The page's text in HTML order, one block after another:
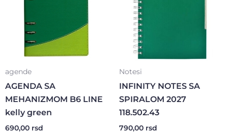
agende
AGENDA SA
MEHANIZMOM B6 LINE
kelly green
690,00 rsd
Notesi
INFINITY NOTES SA
SPIRALOM 2027
118.502.43
790,00 rsd